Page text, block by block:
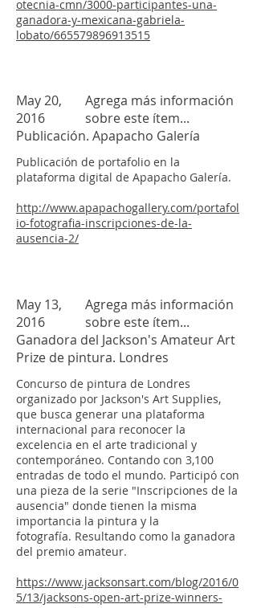
otecnia-cmn/3000-participantes-una-
ganadora-y-mexicana-gabriela-
lobato/665579896913515
May 20,
2016
Agrega más información
sobre este ítem...
Publicación. Apapacho Galería
Publicación de portafolio en la
plataforma digital de Apapacho Galería.
http://www.apapachogallery.com/portafol
io-fotografia-inscripciones-de-la-
ausencia-2/
May 13,
2016
Agrega más información
sobre este ítem...
Ganadora del Jackson's Amateur Art
Prize de pintura. Londres
Concurso de pintura de Londres
organizado por Jackson's Art Supplies,
que busca generar una plataforma
internacional para reconocer la
excelencia en el arte tradicional y
contemporáneo. Contando con 3,100
entradas de todo el mundo. Participó con
una pieza de la serie "Inscripciones de la
ausencia" donde tienen la misma
importancia la pintura y la
fotografía. Resultando como la ganadora
del premio amateur.
https://www.jacksonsart.com/blog/2016/0
5/13/jacksons-open-art-prize-winners-